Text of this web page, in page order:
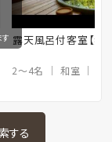
露天風呂付客室【禁
2～4名 和室